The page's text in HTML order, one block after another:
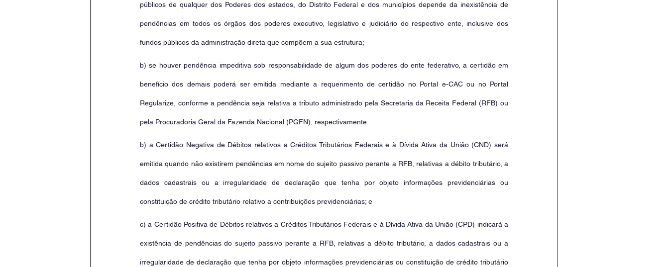
públicos de qualquer dos Poderes dos estados, do Distrito Federal e dos municípios depende da inexistência de
pendências em todos os órgãos dos poderes executivo, legislativo e judiciário do respectivo ente, inclusive dos
fundos públicos da administração direta que compõem a sua estrutura;
b) se houver pendência impeditiva sob responsabilidade de algum dos poderes do ente federativo, a certidão em
benefício dos demais poderá ser emitida mediante a requerimento de certidão no Portal e-CAC ou no Portal
Regularize, conforme a pendência seja relativa a tributo administrado pela Secretaria da Receita Federal (RFB) ou
pela Procuradoria Geral da Fazenda Nacional (PGFN), respectivamente.
b) a Certidão Negativa de Débitos relativos a Créditos Tributários Federais e à Dívida Ativa da União (CND) será
emitida quando não existirem pendências em nome do sujeito passivo perante a RFB, relativas a débito tributário, a
dados cadastrais ou a irregularidade de declaração que tenha por objeto informações previdenciárias ou
constituição de crédito tributário relativo a contribuições previdenciárias; e
c) a Certidão Positiva de Débitos relativos a Créditos Tributários Federais e à Dívida Ativa da União (CPD) indicará a
existência de pendências do sujeito passivo perante a RFB, relativas a débito tributário, a dados cadastrais ou a
irregularidade de declaração que tenha por objeto informações previdenciárias ou constituição de crédito tributário